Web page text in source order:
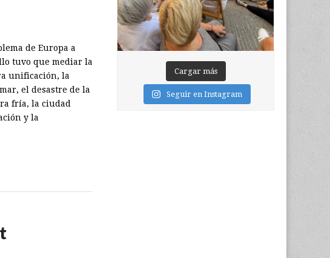
de Europa a
tuvo que mediar la
unificación, la
el desastre de la
fría, la ciudad
y la
Cargar más
Seguir en Instagram